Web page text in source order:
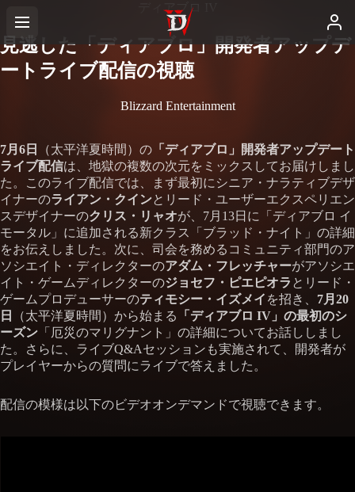
ディアブロ IV
見逃した「ディアブロ」開発者アップデ
ートライブ配信の視聴
Blizzard Entertainment
7月6日 （太平洋夏時間）の 「ディアブロ」開発者アップデート
ライブ配信は、地獄の複数の次元をミックスしてお届けしまし
た。このライブ配信では、まず最初にシニア・ナラティブデザ
イナーのライアン・クインとリード・ユーザーエクスペリエン
スデザイナーのクリス・リャオが、7月13日に「ディアブロ イ
モータル」に追加される新クラス「ブラッド・ナイト」の詳細
をお伝えしました。次に、司会を務めるコミュニティ部門のア
ソシエイト・ディレクターのアダム・フレッチャーがアソシエ
イト・ゲームディレクターのジョセフ・ピエピオラ とリード・
ゲームプロデューサーのティモシー・イズメイ を招き、 7月20
日
（太平洋夏時間）から始まる
「ディアブロ IV」の最初のシ
ーズン 「厄災のマリグナント」の詳細についてお話ししまし
た。さらに、ライブQ&Aセッションも実施されて、開発者が
プレイヤーからの質問にライブで答えました。
配信の模様は以下のビデオオンデマンドで視聴できます。